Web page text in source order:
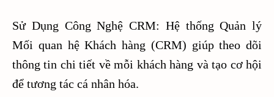
Sử Dụng Công Nghệ CRM: Hệ thống Quản lý
Mối quan hệ Khách hàng (CRM) giúp theo dõi
thông tin chi tiết về mỗi khách hàng và tạo cơ hội
để tương tác cá nhân hóa.